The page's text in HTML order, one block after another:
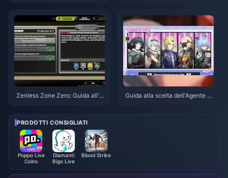
Zenless Zone Zero: Guida all'O
Guida alla scelta dell'Agente gr
PRODOTTI CONSIGLIATI
Poppo Live
Coins
Diamanti
Bigo Live
Blood Strike